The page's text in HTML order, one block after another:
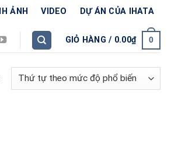
ẢNH VIDEO DỰ ÁN CỦA IHATA
GIỎ HÀNG / 0.00₫ 0